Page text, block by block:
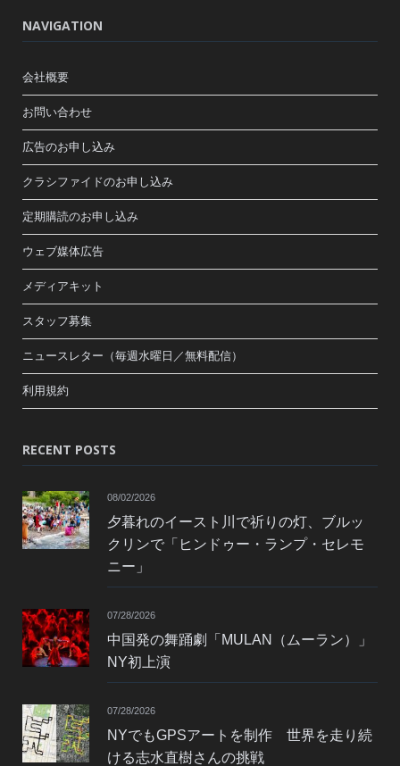
NAVIGATION
会社概要
お問い合わせ
広告のお申し込み
クラシファイドのお申し込み
定期購読のお申し込み
ウェブ媒体広告
メディアキット
スタッフ募集
ニュースレター（毎週水曜日／無料配信）
利用規約
RECENT POSTS
08/02/2026
夕暮れのイースト川で祈りの灯、ブルッ
クリンで「ヒンドゥー・ランプ・セレモ
ニー」
07/28/2026
中国発の舞踊劇「MULAN（ムーラン）」
NY初上演
07/28/2026
NYでもGPSアートを制作 世界を走り続
ける志水直樹さんの挑戦